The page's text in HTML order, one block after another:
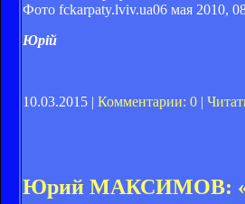
Фото fckarpaty.lviv.ua06 мая 2010,
Юрій
10.03.2015 | Комментарии: 0 |
Юрий МАКСИМОВ: «Я